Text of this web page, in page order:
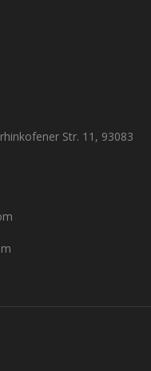
Str. 11, 93083